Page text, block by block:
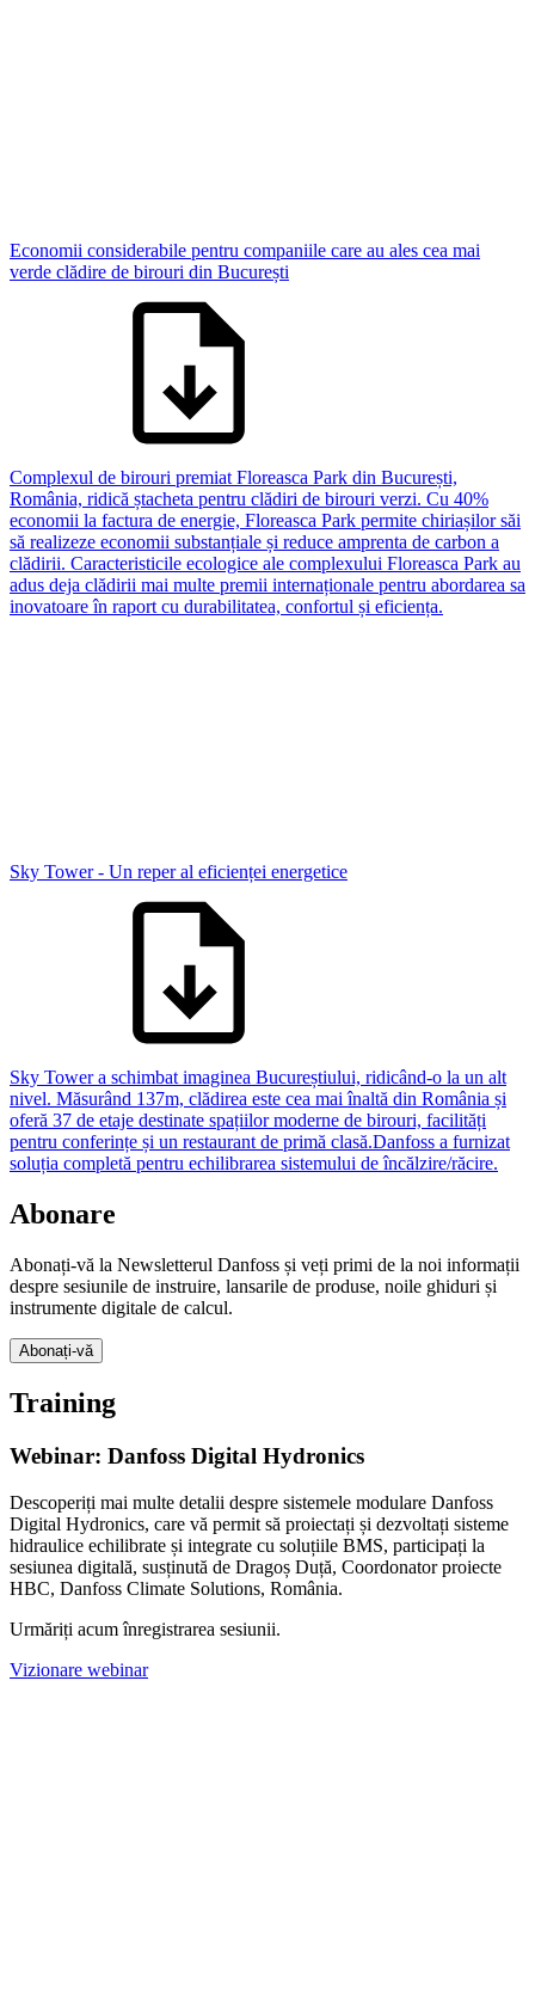
Economii considerabile pentru companiile care au ales cea mai
verde clădire de birouri din București
Complexul de birouri premiat Floreasca Park din București,
România, ridică ștacheta pentru clădiri de birouri verzi. Cu 40%
economii la factura de energie, Floreasca Park permite chiriașilor săi
să realizeze economii substanțiale și reduce amprenta de carbon a
clădirii. Caracteristicile ecologice ale complexului Floreasca Park au
adus deja clădirii mai multe premii internaționale pentru abordarea sa
inovatoare în raport cu durabilitatea, confortul și eficiența.
Sky Tower - Un reper al eficienței energetice
Sky Tower a schimbat imaginea Bucureștiului, ridicând-o la un alt
nivel. Măsurând 137m, clădirea este cea mai înaltă din România și
oferă 37 de etaje destinate spațiilor moderne de birouri, facilități
pentru conferințe și un restaurant de primă clasă.Danfoss a furnizat
soluția completă pentru echilibrarea sistemului de încălzire/răcire.
Abonare
Abonați-vă la Newsletterul Danfoss și veți primi de la noi informații
despre sesiunile de instruire, lansarile de produse, noile ghiduri și
instrumente digitale de calcul.
Abonați-vă
Training
Webinar: Danfoss Digital Hydronics
Descoperiți mai multe detalii despre sistemele modulare Danfoss
Digital Hydronics, care vă permit să proiectați și dezvoltați sisteme
hidraulice echilibrate și integrate cu soluțiile BMS, participați la
sesiunea digitală, susținută de Dragoș Duță, Coordonator proiecte
HBC, Danfoss Climate Solutions, România.
Urmăriți acum înregistrarea sesiunii.
Vizionare webinar